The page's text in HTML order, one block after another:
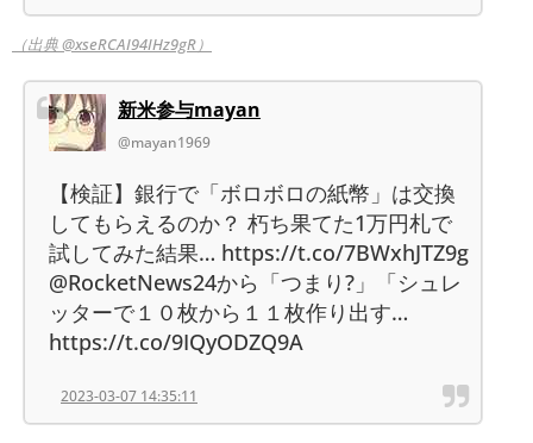
（出典 @xseRCAI94IHz9gR）
新米参与mayan
@mayan1969
【検証】銀行で「ボロボロの紙幣」は交換
してもらえるのか？ 朽ち果てた1万円札で
試してみた結果… https://t.co/7BWxhJTZ9g
@RocketNews24から「つまり?」「シュレ
ッターで１０枚から１１枚作り出す…
https://t.co/9IQyODZQ9A
2023-03-07 14:35:11